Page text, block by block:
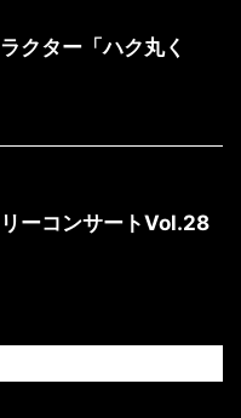
クター「ハク丸く
ーコンサートVol.28